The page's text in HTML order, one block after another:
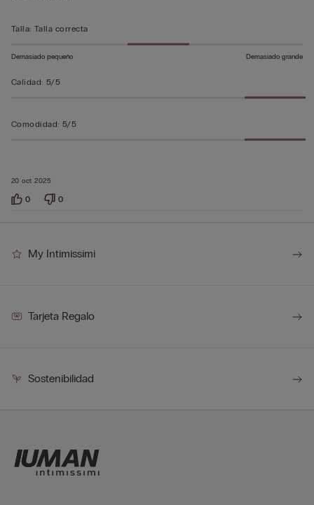
20 oct 2025
Talla: Talla correcta
Demasiado pequeño Demasiado grande
Calidad: 5/5
Comodidad: 5/5
0 0
My Intimissimi
Tarjeta Regalo
Sostenibilidad